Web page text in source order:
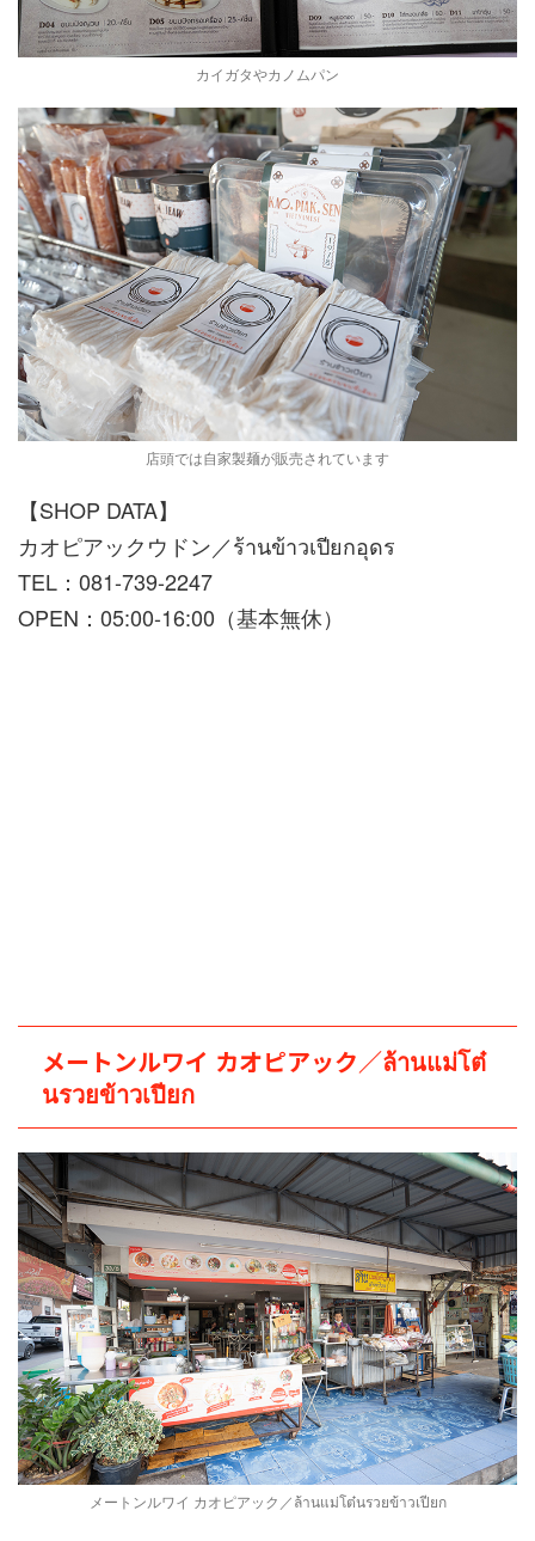
カイガタやカノムパン
店頭では自家製麺が販売されています
【SHOP DATA】
カオピアックウドン／ร้านข้าวเปียกอุดร
TEL：081-739-2247
OPEN：05:00-16:00（基本無休）
メートンルワイ カオピアック／ล้านแม่โต๋
นรวยข้าวเปียก
メートンルワイ カオピアック／ล้านแม่โต๋นรวยข้าวเปียก